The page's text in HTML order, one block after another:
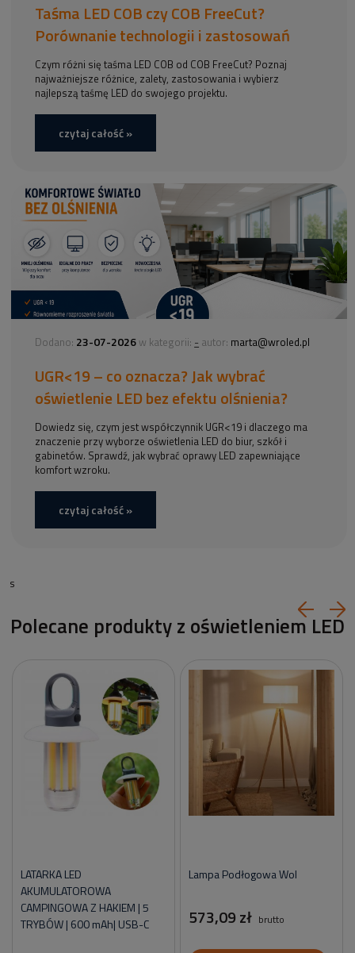
Taśma LED COB czy COB FreeCut?
Porównanie technologii i zastosowań
Czym różni się taśma LED COB od COB FreeCut? Poznaj
najważniejsze różnice, zalety, zastosowania i wybierz
najlepszą taśmę LED do swojego projektu.
czytaj całość »
Dodano: 23-07-2026 w kategorii: - autor: marta@wroled.pl
UGR<19 – co oznacza? Jak wybrać
oświetlenie LED bez efektu olśnienia?
Dowiedz się, czym jest współczynnik UGR<19 i dlaczego ma
znaczenie przy wyborze oświetlenia LED do biur, szkół i
gabinetów. Sprawdź, jak wybrać oprawy LED zapewniające
komfort wzroku.
czytaj całość »
s
Polecane produkty z oświetleniem LED
LATARKA LED
AKUMULATOROWA
CAMPINGOWA Z HAKIEM | 5
TRYBÓW | 600 mAh| USB-C
Lampa Podłogowa Wol
573,09 zł brutto